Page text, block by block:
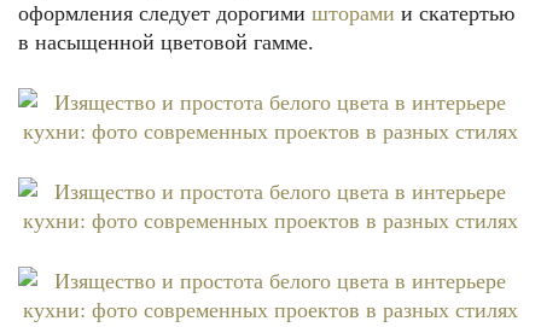
оформления следует дорогими шторами и скатертью
в насыщенной цветовой гамме.